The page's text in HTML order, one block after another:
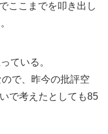
ここまでを叩き出し
ている。
で、昨今の批評空
で考えたとしても85